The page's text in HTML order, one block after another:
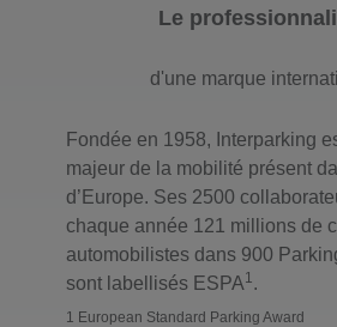
Le
d'une marque
Fondée en 1958, Interparking
majeur de la mobilité présent
d’Europe. Ses 2500
chaque année 121 millions de
automobilistes dans 900
sont labellisés ESPA1 .
1 European Standard Parking Award